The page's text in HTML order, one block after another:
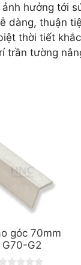
hưởng tới
dàng, thuận
thời tiết
trần tường
góc 70mm
G70-G2